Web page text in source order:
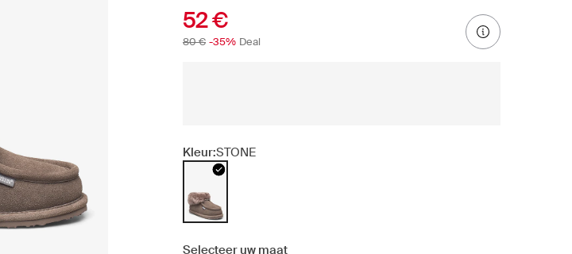
52 €
80 € -35% Deal
Kleur:STONE
Selecteer uw maat